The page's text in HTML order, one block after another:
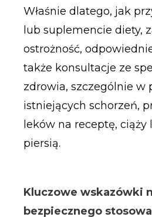
Właśnie dlatego, jak
lub suplemencie diety,
ostrożność,
także konsultacje ze
zdrowia, szczególnie w
istniejących schorzeń,
leków na receptę,
piersią.
Kluczowe wskazówki
bezpiecznego